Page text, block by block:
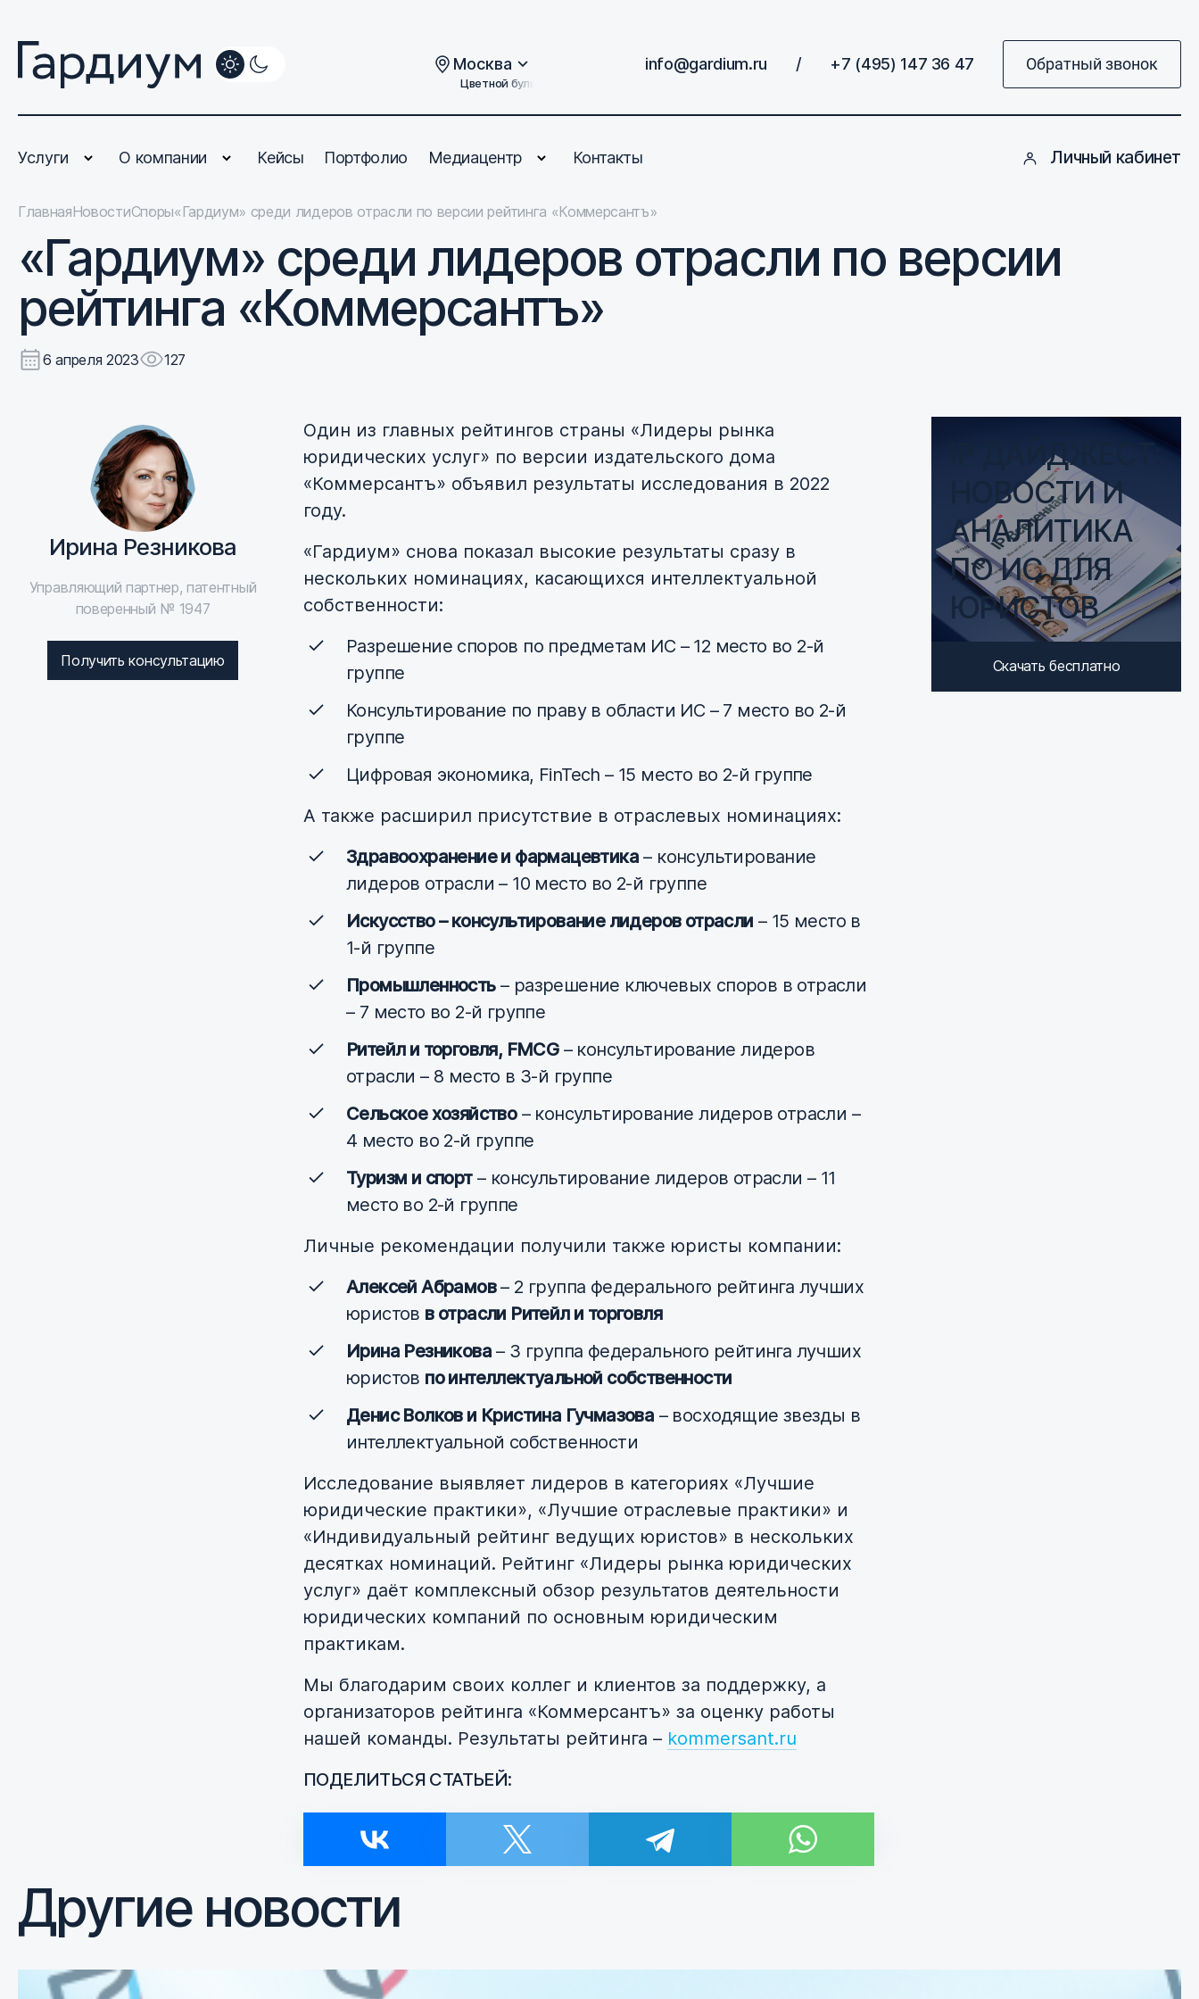
Москва
Цветной бульвар, дом 2
info@gardium.ru / +7 (495) 147 36 47 Обратный звонок
Услуги О компании Кейсы Портфолио Медиацентр Контакты Личный кабинет
ГлавнаяНовостиСпоры«Гардиум» среди лидеров отрасли по версии рейтинга «Коммерсантъ»
«Гардиум» среди лидеров отрасли по версии
рейтинга «Коммерсантъ»
6 апреля 2023 127
Один из главных рейтингов страны «Лидеры рынка
юридических услуг» по версии издательского дома
«Коммерсантъ» объявил результаты исследования в 2022
году.
«Гардиум» снова показал высокие результаты сразу в
нескольких номинациях, касающихся интеллектуальной
собственности:
Разрешение споров по предметам ИС – 12 место во 2-й
группе
Консультирование по праву в области ИС – 7 место во 2-й
группе
Цифровая экономика, FinTech – 15 место во 2-й группе
А также расширил присутствие в отраслевых номинациях:
Здравоохранение и фармацевтика – консультирование
лидеров отрасли – 10 место во 2-й группе
Искусство – консультирование лидеров отрасли – 15 место в
1-й группе
Промышленность– разрешение ключевых споров в отрасли
– 7 место во 2-й группе
Ритейл и торговля, FMCG– консультирование лидеров
отрасли – 8 место в 3-й группе
Сельское хозяйство– консультирование лидеров отрасли –
4 место во 2-й группе
Туризм и спорт– консультирование лидеров отрасли – 11
место во 2-й группе
Личные рекомендации получили также юристы компании:
Алексей Абрамов– 2 группа федерального рейтинга лучших
юристов в отрасли Ритейл и торговля
Ирина Резникова – 3 группа федерального рейтинга лучших
юристов по интеллектуальной собственности
Денис Волков и Кристина Гучмазова – восходящие звезды в
интеллектуальной собственности
Исследование выявляет лидеров в категориях «Лучшие
юридические практики», «Лучшие отраслевые практики» и
«Индивидуальный рейтинг ведущих юристов» в нескольких
десятках номинаций. Рейтинг «Лидеры рынка юридических
услуг» даёт комплексный обзор результатов деятельности
юридических компаний по основным юридическим
практикам.
Мы благодарим своих коллег и клиентов за поддержку, а
организаторов рейтинга «Коммерсантъ» за оценку работы
нашей команды. Результаты рейтинга – kommersant.ru
Ирина Резникова
Управляющий партнер, патентный
поверенный № 1947
Получить консультацию
ПОДЕЛИТЬСЯ СТАТЬЕЙ:
Другие новости
IP ДАЙДЖЕСТ:
НОВОСТИ И
АНАЛИТИКА
ПО ИС ДЛЯ
ЮРИСТОВ
Скачать бесплатно